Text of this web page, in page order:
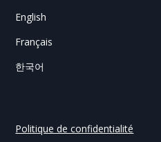
English
Français
한국어
Politique de confidentialité